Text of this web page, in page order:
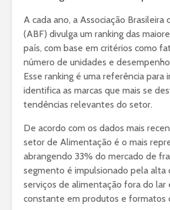
A cada ano, a Associação Brasileira
(ABF) divulga um ranking das
país, com base em critérios como
número de unidades e
Esse ranking é uma referência para
identifica as marcas que mais se
tendências relevantes do setor.
De acordo com os dados mais
setor de Alimentação é o mais
abrangendo 33% do mercado de
segmento é impulsionado pela alta
serviços de alimentação fora do lar
constante em produtos e formatos